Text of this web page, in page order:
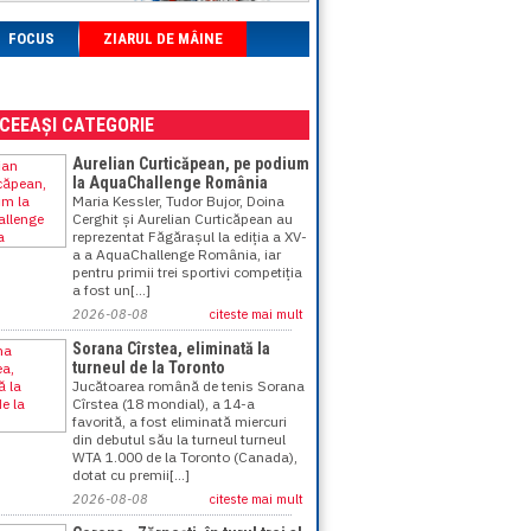
FOCUS ZIARUL DE MÂINE
CATEGORIE
Aurelian Curticăpean, pe podium
la AquaChallenge România
Maria Kessler, Tudor Bujor, Doina
Cerghit și Aurelian Curticăpean au
reprezentat Făgărașul la ediția a XV-
a a AquaChallenge România, iar
pentru primii trei sportivi competiția
a fost un[...]
2026-08-08 citeste mai mult
Sorana Cîrstea, eliminată la
turneul de la Toronto
Jucătoarea română de tenis Sorana
Cîrstea (18 mondial), a 14-a
favorită, a fost eliminată miercuri
din debutul său la turneul turneul
WTA 1.000 de la Toronto (Canada),
dotat cu premii[...]
2026-08-08 citeste mai mult